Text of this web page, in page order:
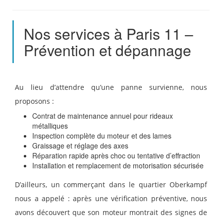
Nos services à Paris 11 –
Prévention et dépannage
Au lieu d’attendre qu’une panne survienne, nous
proposons :
Contrat de maintenance annuel pour rideaux
métalliques
Inspection complète du moteur et des lames
Graissage et réglage des axes
Réparation rapide après choc ou tentative d’effraction
Installation et remplacement de motorisation sécurisée
D’ailleurs, un commerçant dans le quartier Oberkampf
nous a appelé : après une vérification préventive, nous
avons découvert que son moteur montrait des signes de